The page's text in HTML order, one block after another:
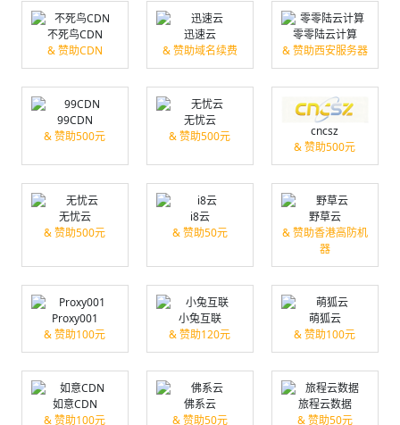
不死鸟CDN
& 赞助CDN
迅速云
& 赞助域名续费
零零陆云计算
& 赞助西安服务器
99CDN
& 赞助500元
无忧云
& 赞助500元
cncsz
& 赞助500元
无忧云
& 赞助500元
i8云
& 赞助50元
野草云
& 赞助香港高防机
器
Proxy001
& 赞助100元
小兔互联
& 赞助120元
萌狐云
& 赞助100元
如意CDN
& 赞助100元
佛系云
& 赞助50元
旅程云数据
& 赞助50元